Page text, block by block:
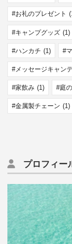
お礼のプレゼント
キャンプグッズ (1)
ハンカチ (1)
メッセージキャン
家飲み (1) 庭
金属製チェーン (1)
プロフィー